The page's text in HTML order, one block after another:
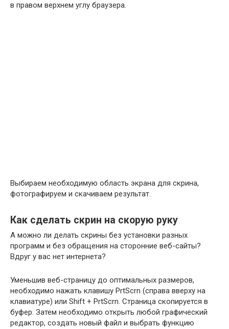
в правом верхнем углу браузера.
Выбираем необходимую область экрана для скрина,
фотографируем и скачиваем результат.
Как сделать скрин на скорую руку
А можно ли делать скрины без установки разных
программ и без обращения на сторонние веб-сайты?
Вдруг у вас нет интернета?
Уменьшив веб-страницу до оптимальных размеров,
необходимо нажать клавишу РrtScrn (справа вверху на
клавиатуре) или Shift + РrtScrn. Страница скопируется в
буфер. Затем необходимо открыть любой графический
редактор, создать новый файл и выбрать функцию